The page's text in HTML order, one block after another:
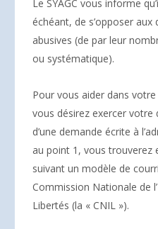
Le SYAGC vous informe
échéant, de s’opposer
abusives (de par leur
ou systématique).
Pour vous aider dans
vous désirez exercer votre
d’une demande écrite à
au point 1, vous trouverez
suivant un modèle de
Commission Nationale de
Libertés (la « CNIL »).